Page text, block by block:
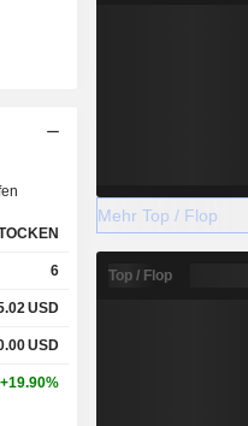
6
USD
USD
+19.90%
Mehr Top / Flop
Top / Flop